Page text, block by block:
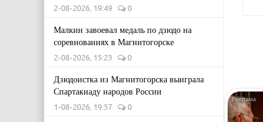
2-08-2026, 19:49 0
Малкин завоевал медаль по дзюдо на
соревнованиях в Магнитогорске
2-08-2026, 15:23 0
Дзюдоистка из Магнитогорска выиграла
Спартакиаду народов России
1-08-2026, 19:57 0